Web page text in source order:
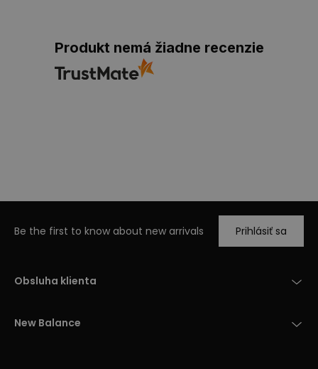
Produkt nemá žiadne recenzie
Be the first to know about new arrivals Prihlásiť sa
Obsluha klienta
New Balance